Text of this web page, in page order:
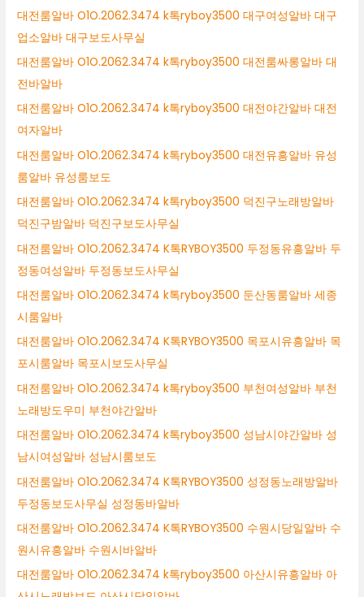
대전룸알바 O1O.2062.3474 k톡ryboy3500 대구여성알바 대구
업소알바 대구보도사무실
대전룸알바 O1O.2062.3474 k톡ryboy3500 대전룸싸롱알바 대
전바알바
대전룸알바 O1O.2062.3474 k톡ryboy3500 대전야간알바 대전
여자알바
대전룸알바 O1O.2062.3474 k톡ryboy3500 대전유흥알바 유성
룸알바 유성룸보도
대전룸알바 O1O.2062.3474 k톡ryboy3500 덕진구노래방알바
덕진구밤알바 덕진구보도사무실
대전룸알바 O1O.2062.3474 K톡RYBOY3500 두정동유흥알바 두
정동여성알바 두정동보도사무실
대전룸알바 O1O.2062.3474 k톡ryboy3500 둔산동룸알바 세종
시룸알바
대전룸알바 O1O.2062.3474 K톡RYBOY3500 목포시유흥알바 목
포시룸알바 목포시보도사무실
대전룸알바 O1O.2062.3474 k톡ryboy3500 부천여성알바 부천
노래방도우미 부천야간알바
대전룸알바 O1O.2062.3474 k톡ryboy3500 성남시야간알바 성
남시여성알바 성남시룸보도
대전룸알바 O1O.2062.3474 K톡RYBOY3500 성정동노래방알바
두정동보도사무실 성정동바알바
대전룸알바 O1O.2062.3474 K톡RYBOY3500 수원시당일알바 수
원시유흥알바 수원시바알바
대전룸알바 O1O.2062.3474 k톡ryboy3500 아산시유흥알바 아